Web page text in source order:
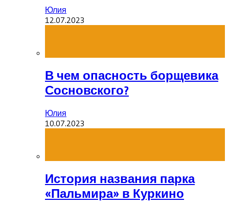
Юлия
12.07.2023
В чем опасность борщевика
Сосновского?
Юлия
10.07.2023
История названия парка
«Пальмира» в Куркино